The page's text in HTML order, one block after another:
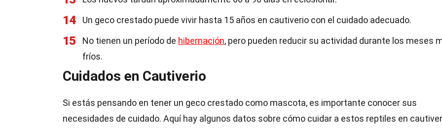
14 Un geco crestado puede vivir hasta 15 años en cautiverio con el cuidado adecuado.
15 No tienen un período de hibernación, pero pueden reducir su actividad durante los meses
fríos.
Cuidados en Cautiverio
Si estás pensando en tener un geco crestado como mascota, es importante conocer sus
necesidades de cuidado. Aquí hay algunos datos sobre cómo cuidar a estos reptiles en